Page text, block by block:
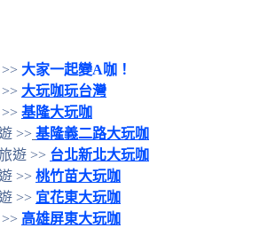
大家一起變A咖！
大玩咖玩台灣
基隆大玩咖
>> 基隆義二路大玩咖
遊 >> 台北新北大玩咖
>> 桃竹苗大玩咖
>> 宜花東大玩咖
高雄屏東大玩咖